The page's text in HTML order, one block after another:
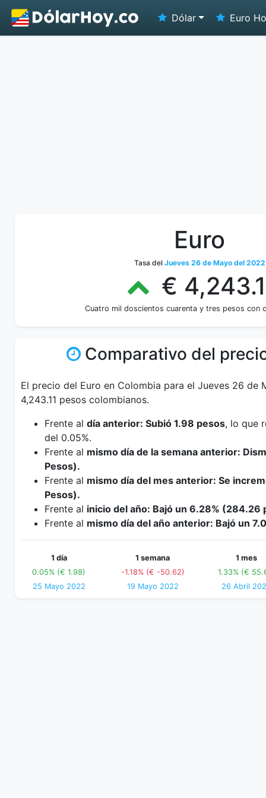
Dólar Euro
Euro
Tasa del Jueves 26 de Mayo del 2022
€
Cuatro mil doscientos cuarenta y tres pesos con
Comparativo del
El precio del Euro en Colombia para el Jueves 26 de
4,243.11 pesos colombianos.
Frente al día anterior: Subió 1.98 pesos, lo que
del 0.05%.
Frente al mismo día de la semana anterior:
Pesos).
Frente al mismo día del mes anterior: Se
Pesos).
Frente al inicio del año: Bajó un 6.28% (284.26
Frente al mismo día del año anterior: Bajó un
1 día
0.05% (€ 1.98)
25 Mayo 2022
1 semana
-1.18% (€ -50.62)
19 Mayo 2022
1 mes
1.33% (€
26 Abril